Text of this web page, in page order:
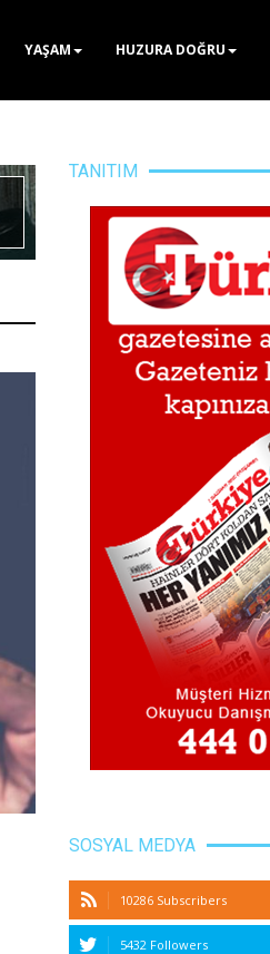
YAŞAM HUZURA DOĞRU
TANITIM
SOSYAL MEDYA
10286 Subscribers
5432 Followers